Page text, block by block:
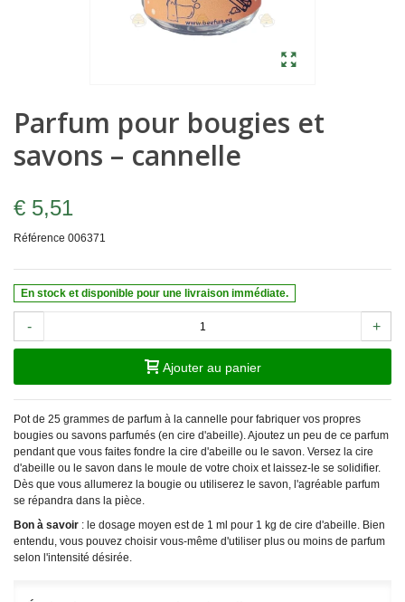
Parfum pour bougies et
savons – cannelle
€ 5,51
Référence 006371
En stock et disponible pour une livraison immédiate.
- +
Ajouter au panier
Pot de 25 grammes de parfum à la cannelle pour fabriquer vos propres
bougies ou savons parfumés (en cire d'abeille). Ajoutez un peu de ce parfum
pendant que vous faites fondre la cire d'abeille ou le savon. Versez la cire
d'abeille ou le savon dans le moule de votre choix et laissez-le se solidifier.
Dès que vous allumerez la bougie ou utiliserez le savon, l'agréable parfum
se répandra dans la pièce.
Bon à savoir : le dosage moyen est de 1 ml pour 1 kg de cire d'abeille. Bien
entendu, vous pouvez choisir vous-même d'utiliser plus ou moins de parfum
selon l'intensité désirée.